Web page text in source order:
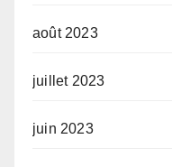
août 2023
juillet 2023
juin 2023